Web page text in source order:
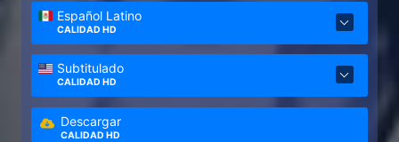
Español Latino
CALIDAD HD
Subtitulado
CALIDAD HD
Descargar
CALIDAD HD